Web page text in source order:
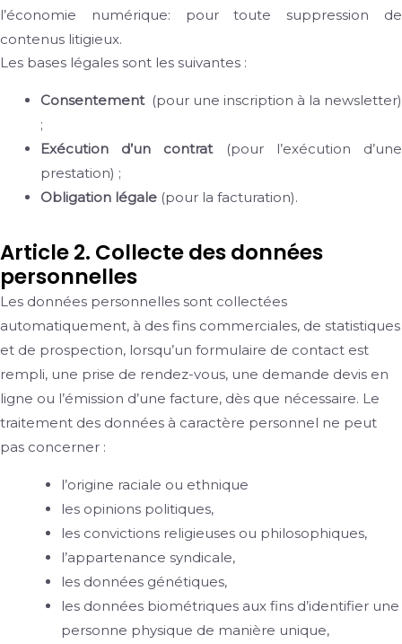
l’économie numérique: pour toute suppression de
contenus litigieux.
Les bases légales sont les suivantes :
Consentement (pour une inscription à la newsletter)
;
Exécution d’un contrat
(pour l’exécution d’une
prestation) ;
Obligation légale (pour la facturation).
Article 2. Collecte des données
personnelles
Les données personnelles sont collectées
automatiquement, à des fins commerciales, de statistiques
et de prospection, lorsqu’un formulaire de contact est
rempli, une prise de rendez-vous, une demande devis en
ligne ou l’émission d’une facture, dès que nécessaire. Le
traitement des données à caractère personnel ne peut
pas concerner :
l’origine raciale ou ethnique
les opinions politiques,
les convictions religieuses ou philosophiques,
l’appartenance syndicale,
les données génétiques,
les données biométriques aux fins d’identifier une
personne physique de manière unique,